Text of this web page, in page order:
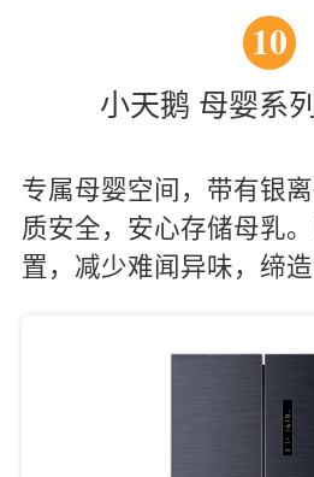
10
小天鹅 母婴系
专属母婴空间，带有银
质安全，安心存储母乳
置，减少难闻异味，缔造